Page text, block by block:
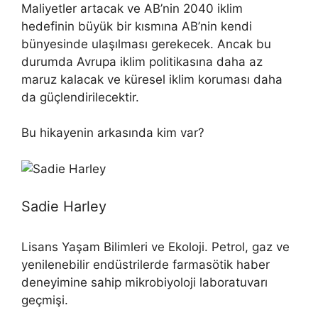
Maliyetler artacak ve AB’nin 2040 iklim
hedefinin büyük bir kısmına AB’nin kendi
bünyesinde ulaşılması gerekecek. Ancak bu
durumda Avrupa iklim politikasına daha az
maruz kalacak ve küresel iklim koruması daha
da güçlendirilecektir.
Bu hikayenin arkasında kim var?
Sadie Harley
Lisans Yaşam Bilimleri ve Ekoloji. Petrol, gaz ve
yenilenebilir endüstrilerde farmasötik haber
deneyimine sahip mikrobiyoloji laboratuvarı
geçmişi.